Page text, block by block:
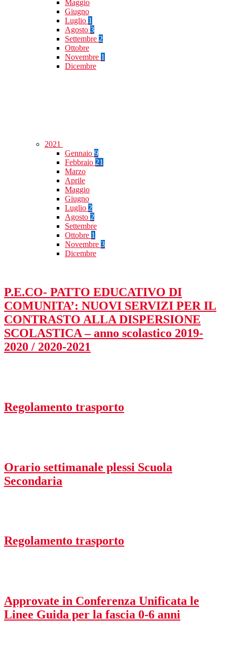
Maggio
Giugno
Luglio 1
Agosto 3
Settembre 2
Ottobre
Novembre 1
Dicembre
2021
Gennaio 9
Febbraio 21
Marzo
Aprile
Maggio
Giugno
Luglio 2
Agosto 2
Settembre
Ottobre 1
Novembre 3
Dicembre
P.E.CO- PATTO EDUCATIVO DI
COMUNITA’: NUOVI SERVIZI PER IL
CONTRASTO ALLA DISPERSIONE
SCOLASTICA – anno scolastico 2019-
2020 / 2020-2021
Regolamento trasporto
Orario settimanale plessi Scuola
Secondaria
Regolamento trasporto
Approvate in Conferenza Unificata le
Linee Guida per la fascia 0-6 anni